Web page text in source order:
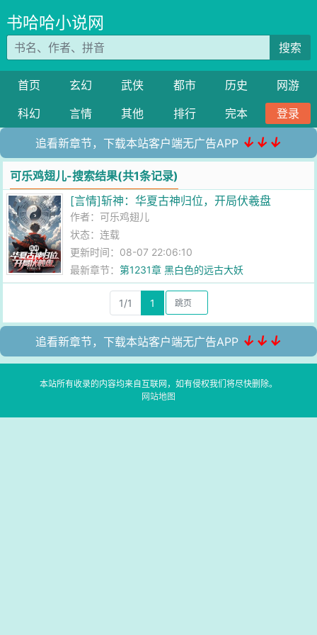
书哈哈小说网
搜索
首页 玄幻 武侠 都市 历史
网游
科幻
言情 其他 排行 完本 登录
追看新章节，下载本站客户端无广告APP ↓↓↓
可乐鸡翅儿-搜索结果(共1条记录)
[言情]斩神：华夏古神归位，开局伏羲盘
作者： 可乐鸡翅儿
状态：连载
更新时间：08-07 22:06:10
最新章节：第1231章 黑白色的远古大妖
1/1 1
追看新章节，下载本站客户端无广告APP ↓↓↓
本站所有收录的内容均来自互联网，如有侵权我们将尽快删除。
网站地图